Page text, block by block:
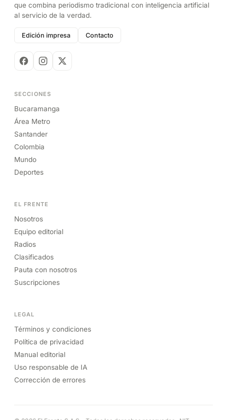
que combina periodismo tradicional con inteligencia artificial
al servicio de la verdad.
Edición impresa Contacto
SECCIONES
Bucaramanga
Área Metro
Santander
Colombia
Mundo
Deportes
EL FRENTE
Nosotros
Equipo editorial
Radios
Clasificados
Pauta con nosotros
Suscripciones
LEGAL
Términos y condiciones
Política de privacidad
Manual editorial
Uso responsable de IA
Corrección de errores